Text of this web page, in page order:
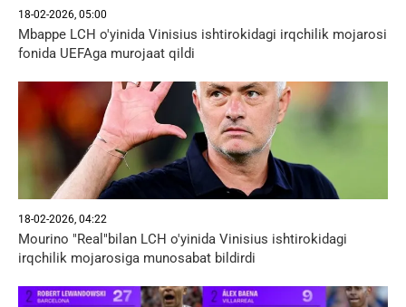
18-02-2026, 05:00
Mbappe LCH o'yinida Vinisius ishtirokidagi irqchilik mojarosi
fonida UEFAga murojaat qildi
18-02-2026, 04:22
Mourino "Real"bilan LCH o'yinida Vinisius ishtirokidagi
irqchilik mojarosiga munosabat bildirdi